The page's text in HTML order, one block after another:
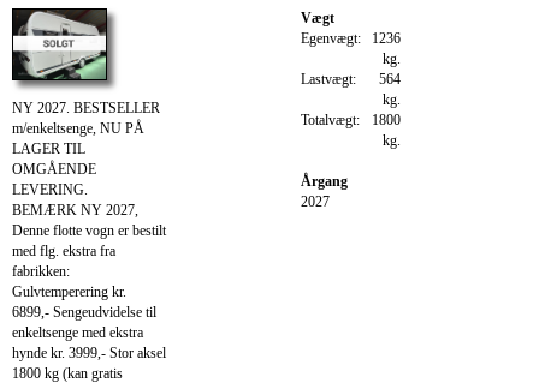
NY 2027. BESTSELLER
m/enkeltsenge, NU PÅ
LAGER TIL
OMGÅENDE
LEVERING.
BEMÆRK NY 2027,
Denne flotte vogn er bestilt
med flg. ekstra fra
fabrikken:
Gulvtemperering kr.
6899,- Sengeudvidelse til
enkeltsenge med ekstra
hynde kr. 3999,- Stor aksel
1800 kg (kan gratis
Vægt
Egenvægt: 1236
kg.
Lastvægt:
564
kg.
Totalvægt:
1800
kg.
Årgang
2027